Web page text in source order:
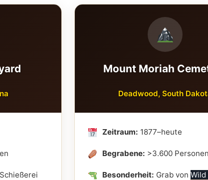
Mount Moriah
Deadwood, South
Zeitraum: 1877–heute
Begrabene: >3.600 Personen
Besonderheit: Grab vonWild